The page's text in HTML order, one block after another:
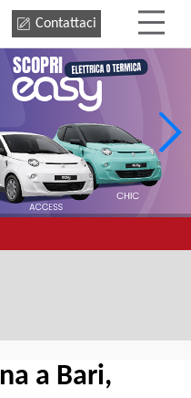
Contattaci
a Bari,